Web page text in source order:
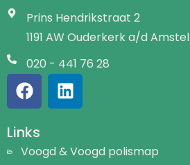
Prins Hendrikstraat 2
1191 AW Ouderkerk a/d Amstel
020 - 441 76 28
Links
Voogd & Voogd polismap